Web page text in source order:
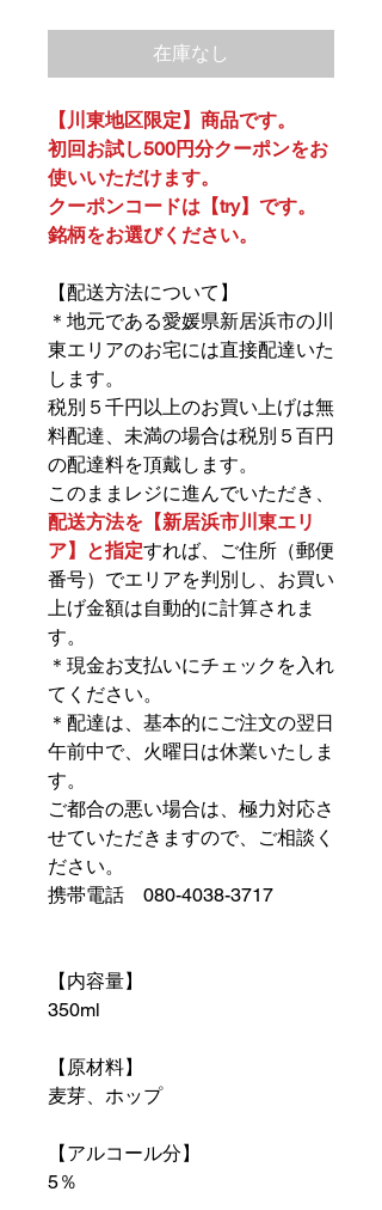
在庫なし
【川東地区限定】商品です。
初回お試し500円分クーポンをお
使いいただけます。
クーポンコードは【try】です。
銘柄をお選びください。
【配送方法について】
＊地元である愛媛県新居浜市の川
東エリアのお宅には直接配達いた
します。
税別５千円以上のお買い上げは無
料配達、未満の場合は税別５百円
の配達料を頂戴します。
このままレジに進んでいただき、
配送方法を【新居浜市川東エリ
ア】と指定すれば、ご住所（郵便
番号）でエリアを判別し、お買い
上げ金額は自動的に計算されま
す。
＊現金お支払いにチェックを入れ
てください。
＊配達は、基本的にご注文の翌日
午前中で、火曜日は休業いたしま
す。
ご都合の悪い場合は、極力対応さ
せていただきますので、ご相談く
ださい。
携帯電話 080-4038-3717
【内容量】
350ml
【原材料】
麦芽、ホップ
【アルコール分】
5％